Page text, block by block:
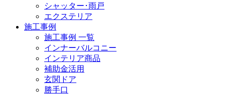
シャッター･雨戸
エクステリア
施工事例
施工事例 一覧
インナーバルコニー
インテリア商品
補助金活用
玄関ドア
勝手口